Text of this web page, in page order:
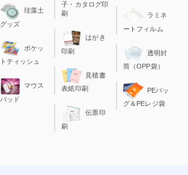
珪藻土
グッズ
ポケッ
トティッシュ
マウス
パッド
子・カタログ印
刷
はがき
印刷
見積書
表紙印刷
伝票印
刷
ラミネ
ートフィルム
透明封
筒（OPP袋）
PEバッ
グ＆PEレジ袋